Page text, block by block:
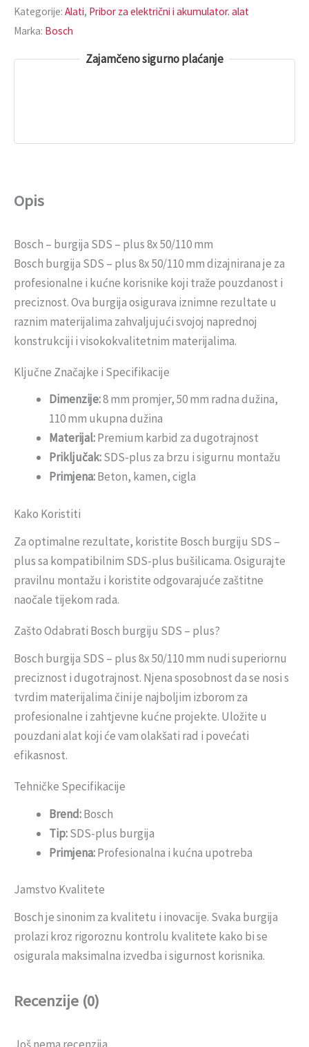
Kategorije: Alati, Pribor za električni i akumulator. alat
Marka: Bosch
Zajamčeno sigurno plaćanje
Opis
Bosch – burgija SDS – plus 8x 50/110 mm
Bosch burgija SDS – plus 8x 50/110 mm dizajnirana je za
profesionalne i kućne korisnike koji traže pouzdanost i
preciznost. Ova burgija osigurava iznimne rezultate u
raznim materijalima zahvaljujući svojoj naprednoj
konstrukciji i visokokvalitetnim materijalima.
Ključne Značajke i Specifikacije
Dimenzije:8 mm promjer, 50 mm radna dužina,
110 mm ukupna dužina
Materijal:Premium karbid za dugotrajnost
Priključak:SDS-plus za brzu i sigurnu montažu
Primjena:Beton, kamen, cigla
Kako Koristiti
Za optimalne rezultate, koristite Bosch burgiju SDS –
plus sa kompatibilnim SDS-plus bušilicama. Osigurajte
pravilnu montažu i koristite odgovarajuće zaštitne
naočale tijekom rada.
Zašto Odabrati Bosch burgiju SDS – plus?
Bosch burgija SDS – plus 8x 50/110 mm nudi superiornu
preciznost i dugotrajnost. Njena sposobnost da se nosi s
tvrdim materijalima čini je najboljim izborom za
profesionalne i zahtjevne kućne projekte. Uložite u
pouzdani alat koji će vam olakšati rad i povećati
efikasnost.
Tehničke Specifikacije
Brend:Bosch
Tip:SDS-plus burgija
Primjena:Profesionalna i kućna upotreba
Jamstvo Kvalitete
Bosch je sinonim za kvalitetu i inovacije. Svaka burgija
prolazi kroz rigoroznu kontrolu kvalitete kako bi se
osigurala maksimalna izvedba i sigurnost korisnika.
Recenzije (0)
Još nema recenzija.